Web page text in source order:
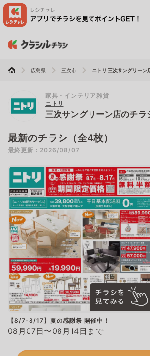
広島県 三次市 ニトリ 三次サングリーン
家具・インテリア雑貨
ニトリ
三次サングリーン店のチラ
最新のチラシ（全4枚）
最終更新：2026/08/07
【8/7-8/17】夏の感謝祭 開催中！
08月07日〜08月14日まで